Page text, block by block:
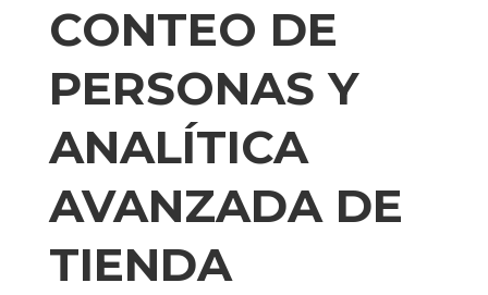
CONTEO DE
PERSONAS Y
ANALÍTICA
AVANZADA DE
TIENDA